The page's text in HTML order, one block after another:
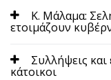
Κ. Μάλαμα:
ετοιμάζουν
Συλλήψεις
κάτοικοι